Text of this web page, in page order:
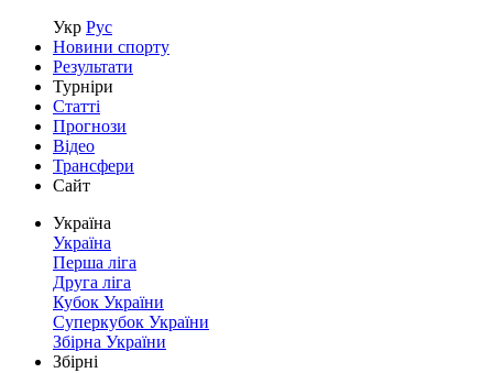
Укр Рус
Новини спорту
Результати
Турніри
Статті
Прогнози
Відео
Трансфери
Сайт
Україна
Україна
Перша ліга
Друга ліга
Кубок України
Суперкубок України
Збірна України
Збірні